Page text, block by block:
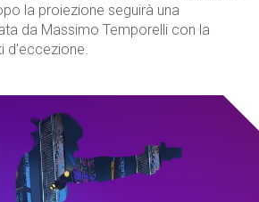
la proiezione seguirà una
da Massimo Temporelli con la
d'eccezione.